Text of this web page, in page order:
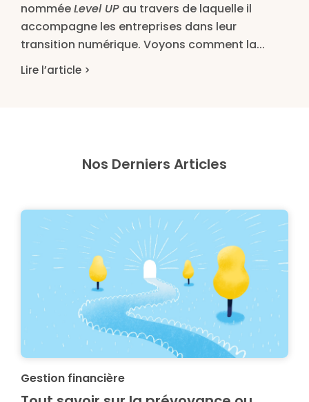
nomméeLevel UP au travers de laquelle il
accompagne les entreprises dans leur
transition numérique. Voyons comment la...
Lire l’article >
Nos Derniers Articles
Gestion financière